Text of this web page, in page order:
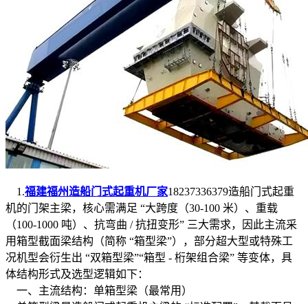
1.福建福州造船门式起重机厂家18237336379造船门式起重
机的门架主梁，核心需满足 “大跨度（30-100 米）、重载
（100-1000 吨）、抗弯曲 / 抗扭变形” 三大需求，因此主流采
用箱型截面梁结构（简称 “箱型梁”），部分超大型或特殊工
况机型会衍生出 “双箱型梁”“箱型 - 桁架组合梁” 等变体，具
体结构形式及选型逻辑如下：
一、主流结构：单箱型梁（最常用）